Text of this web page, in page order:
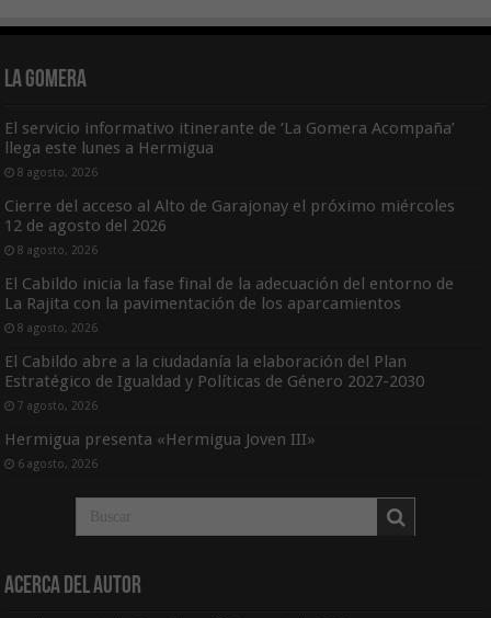
La Gomera
El servicio informativo itinerante de ‘La Gomera Acompaña’
llega este lunes a Hermigua
8 agosto, 2026
Cierre del acceso al Alto de Garajonay el próximo miércoles
12 de agosto del 2026
8 agosto, 2026
El Cabildo inicia la fase final de la adecuación del entorno de
La Rajita con la pavimentación de los aparcamientos
8 agosto, 2026
El Cabildo abre a la ciudadanía la elaboración del Plan
Estratégico de Igualdad y Políticas de Género 2027-2030
7 agosto, 2026
Hermigua presenta «Hermigua Joven III»
6 agosto, 2026
Acerca del Autor